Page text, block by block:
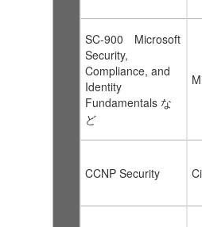
SC-900 Microsoft
Security,
Compliance, and
Identity
Fundamentals な
ど
CCNP Security